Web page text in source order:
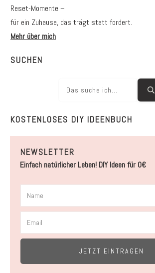
Reset-Momente –
für ein Zuhause, das trägt statt fordert.
Mehr über mich
SUCHEN
KOSTENLOSES DIY IDEENBUCH
NEWSLETTER
Einfach natürlicher Leben! DIY Ideen für 0€
JETZT EINTRAGEN